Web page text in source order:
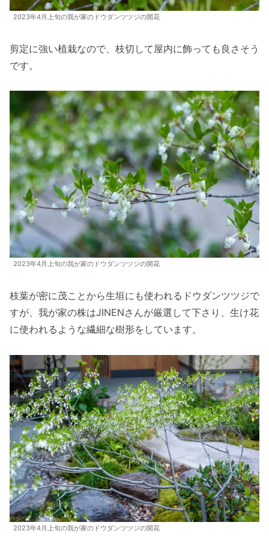
2023年4月上旬の我が家のドウダンツツジの開花
剪定に強い植栽なので、枝切して屋内に飾っても良さそう
です。
2023年4月上旬の我が家のドウダンツツジの開花
枝葉が密に茂ことから生垣にも使われるドウダンツツジで
すが、我が家の株はJINENさんが厳選して下さり、生け花
に使われるような繊細な樹形をしています。
2023年4月上旬の我が家のドウダンツツジの開花